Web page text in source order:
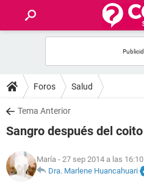
FOROS
SALUD
FAMILIA
NUTRICIÓN
Foros Salud
Tema Anterior
Sangro después del coito
María - 27 sep 2014 a las 16:10
Dra. Marlene Huancahuari